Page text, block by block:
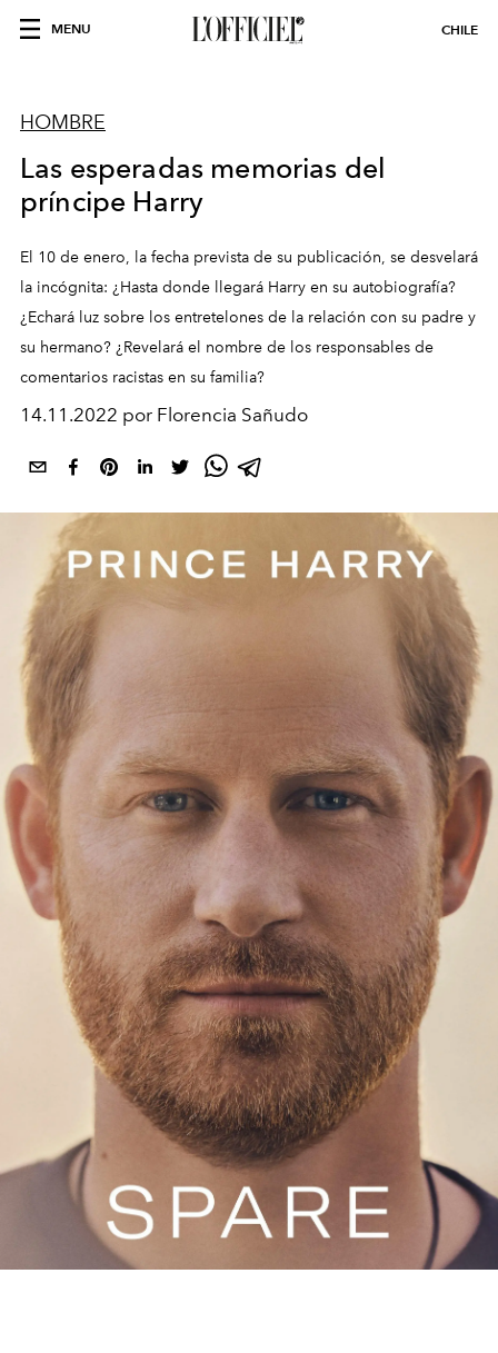
MENU CHILE
HOMBRE
Las esperadas memorias del
príncipe Harry
El 10 de enero, la fecha prevista de su publicación, se desvelará
la incógnita: ¿Hasta donde llegará Harry en su autobiografía?
¿Echará luz sobre los entretelones de la relación con su padre y
su hermano? ¿Revelará el nombre de los responsables de
comentarios racistas en su familia?
14.11.2022 por Florencia Sañudo